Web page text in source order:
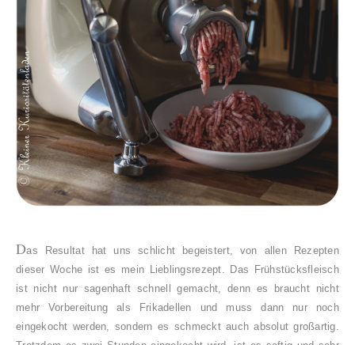
Das Resultat hat uns schlicht begeistert, von allen Rezepten
dieser Woche ist es mein Lieblingsrezept. Das Frühstücksfleisch
ist nicht nur sagenhaft schnell gemacht, denn es braucht nicht
mehr Vorbereitung als Frikadellen und muss dann nur noch
eingekocht werden, sondern es schmeckt auch absolut großartig.